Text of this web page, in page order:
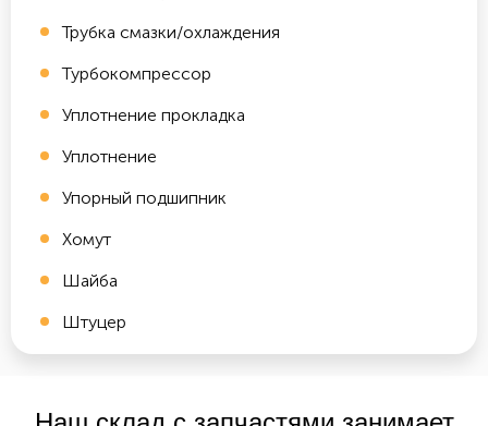
Трубка смазки/охлаждения
Турбокомпрессор
Уплотнение прокладка
Уплотнение
Упорный подшипник
Хомут
Шайба
Штуцер